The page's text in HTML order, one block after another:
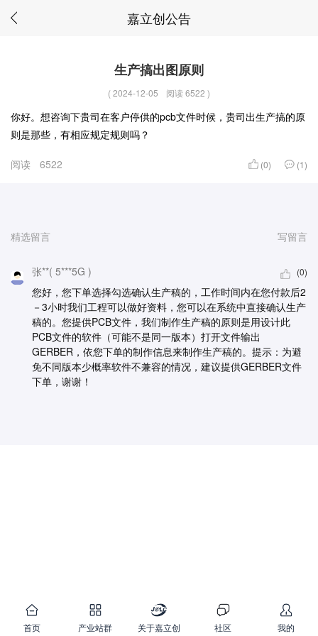
嘉立创公告
生产搞出图原则
(2024-12-05 阅读 6522 )
你好。想咨询下贵司在客户停供的pcb文件时候，贵司出生产搞的原
则是那些，有相应规定规则吗？
阅读 6522 (0) (1)
精选留言 写留言
张**( 5***5G ) (0)
您好，您下单选择勾选确认生产稿的，工作时间内在您付款后2
－3小时我们工程可以做好资料，您可以在系统中直接确认生产
稿的。您提供PCB文件，我们制作生产稿的原则是用设计此
PCB文件的软件（可能不是同一版本）打开文件输出
GERBER，依您下单的制作信息来制作生产稿的。提示：为避
免不同版本少概率软件不兼容的情况，建议提供GERBER文件
下单，谢谢！
首页 产业站群 关于嘉立创 社区 我的